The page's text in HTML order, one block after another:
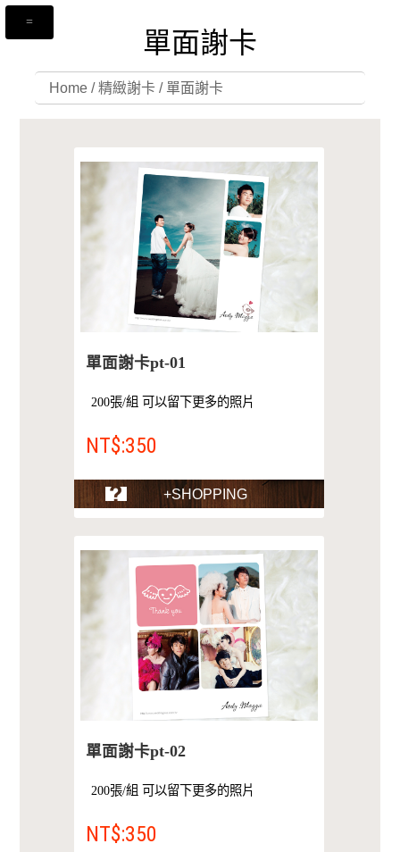
單面謝卡
Home/精緻謝卡/ 單面謝卡
單面謝卡pt-01
200張/組 可以留下更多的照片
NT$:350
+SHOPPING
單面謝卡pt-02
200張/組 可以留下更多的照片
NT$:350